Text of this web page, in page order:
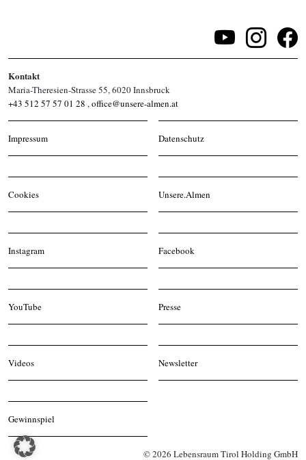
Kontakt
Maria-Theresien-Strasse 55, 6020 Innsbruck
+43 512 57 57 01 28 ,office@unsere-almen.at
Impressum Datenschutz
Cookies Unsere.Almen
Instagram Facebook
YouTube Presse
Videos Newsletter
Gewinnspiel
© 2026 Lebensraum Tirol Holding GmbH